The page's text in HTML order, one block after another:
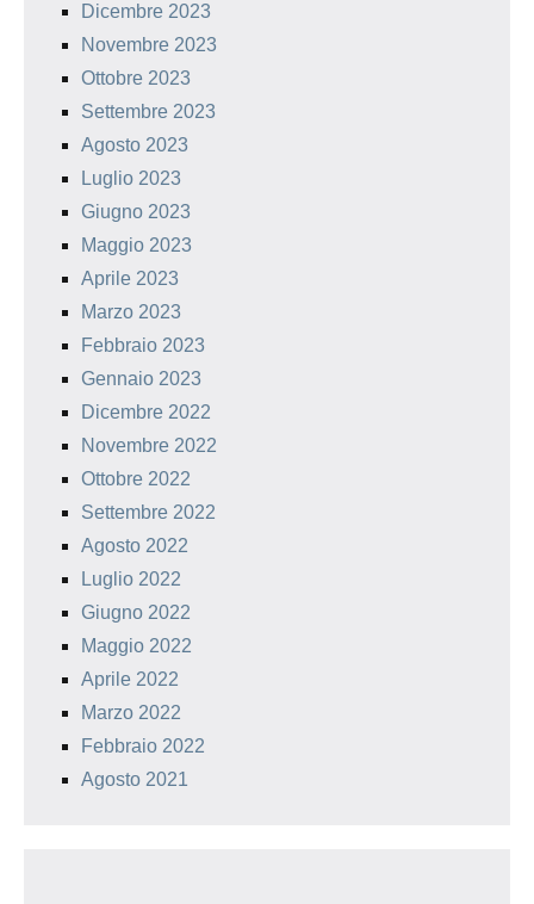
Dicembre 2023
Novembre 2023
Ottobre 2023
Settembre 2023
Agosto 2023
Luglio 2023
Giugno 2023
Maggio 2023
Aprile 2023
Marzo 2023
Febbraio 2023
Gennaio 2023
Dicembre 2022
Novembre 2022
Ottobre 2022
Settembre 2022
Agosto 2022
Luglio 2022
Giugno 2022
Maggio 2022
Aprile 2022
Marzo 2022
Febbraio 2022
Agosto 2021